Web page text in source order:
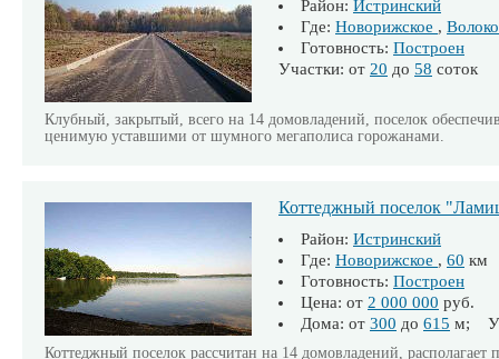
Район: Истринский
Где: Новорижское ,
Готовность: Построен
Участки: от 20 до 58 соток
Клубный, закрытый, всего на 14 домовладений, поселок
ценимую уставшими от шумного мегаполиса горожанами.
Коттеджный поселок
Район: Истринский
Где: Новорижское , 60 км
Готовность: Построен
Цена: от 2 000 000 руб.
Дома: от 300 до 615 м;
Коттеджный поселок рассчитан на 14 домовладений,